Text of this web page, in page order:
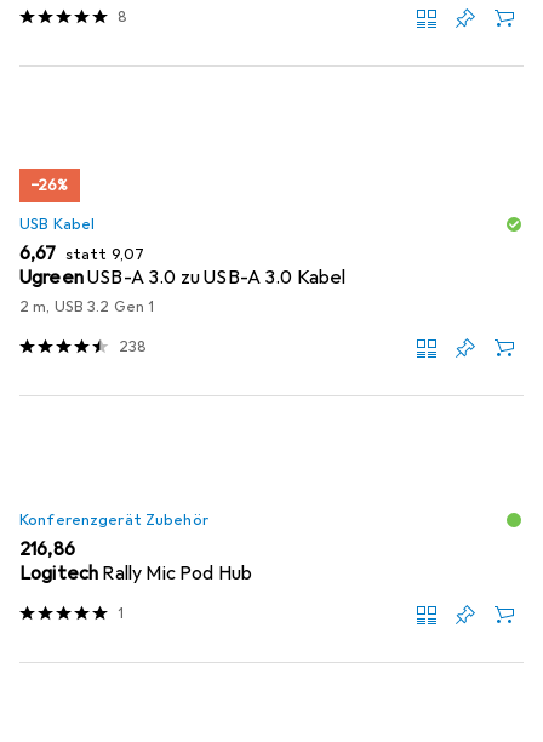
8
−26%
USB Kabel
EUR
6,67 statt EUR
9,07
UgreenUSB-A 3.0 zu USB-A 3.0 Kabel
2 m, USB 3.2 Gen 1
238
Konferenzgerät Zubehör
EUR
216,86
Logitech Rally Mic Pod Hub
1